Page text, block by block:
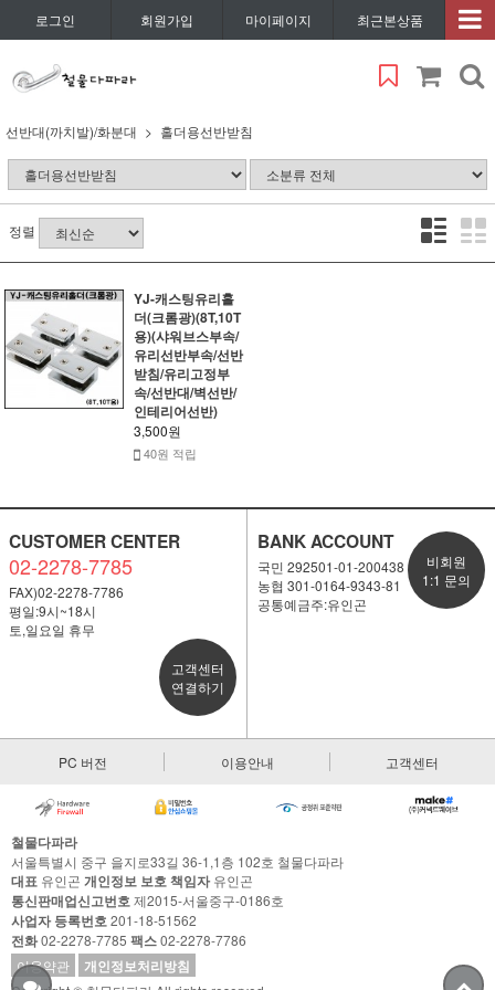
로그인 회원가입 마이페이지 최근본상품
선반대(까치발)/화분대 홀더용선반받침
정렬
YJ-캐스팅유리홀
더(크롬광)(8T,10T
용)(샤워브스부속/
유리선반부속/선반
받침/유리고정부
속/선반대/벽선반/
인테리어선반)
3,500원
40원 적립
CUSTOMER CENTER
02-2278-7785
FAX)02-2278-7786
평일:9시~18시
토,일요일 휴무
고객센터
연결하기
BANK ACCOUNT
국민 292501-01-200438
농협 301-0164-9343-81
공통예금주:유인곤
비회원
1:1 문의
PC 버전 이용안내 고객센터
철물다파라
서울특별시 중구 을지로33길 36-1,1층 102호 철물다파라
대표 유인곤 개인정보 보호 책임자유인곤
통신판매업신고번호제2015-서울중구-0186호
사업자 등록번호201-18-51562
전화02-2278-7785 팩스02-2278-7786
이용약관
개인정보처리방침